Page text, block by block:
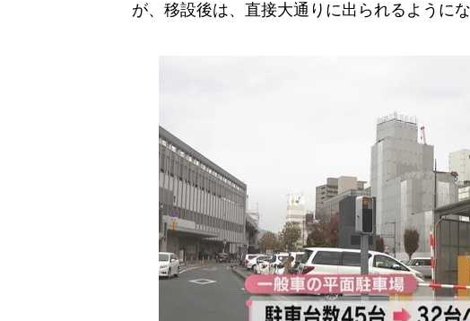
が、移設後は、直接大通りに出られるように